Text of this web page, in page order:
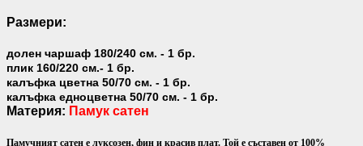
Размери:
долен чаршаф 180/240 см. - 1 бр.
плик 160/220 см.- 1 бр.
калъфка цветна 50/70 см. - 1 бр.
калъфка едноцветна 50/70 см. - 1 бр.
Материя: Памук сатен
Памучният сатен е луксозен, фин и красив плат. Той е съставен от 100%